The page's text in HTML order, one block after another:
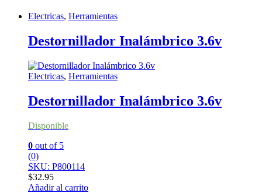
Electricas, Herramientas
Destornillador Inalámbrico 3.6v
Electricas, Herramientas
Destornillador Inalámbrico 3.6v
Disponible
0 out of 5
(0)
SKU: P800114
$32.95
Añadir al carrito